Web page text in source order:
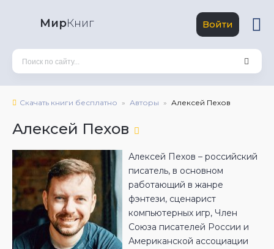
МирКниг Войти
Скачать книги бесплатно Авторы Алексей Пехов
Алексей Пехов
Алексей Пехов – российский
писатель, в основном
работающий в жанре
фэнтези, сценарист
компьютерных игр, Член
Союза писателей России и
Американской ассоциации